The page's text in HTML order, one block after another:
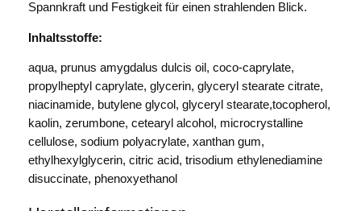
Spannkraft und Festigkeit für einen strahlenden Blick.
Inhaltsstoffe:
aqua, prunus amygdalus dulcis oil, coco-caprylate,
propylheptyl caprylate, glycerin, glyceryl stearate citrate,
niacinamide, butylene glycol, glyceryl stearate,tocopherol,
kaolin, zerumbone, cetearyl alcohol, microcrystalline
cellulose, sodium polyacrylate, xanthan gum,
ethylhexylglycerin, citric acid, trisodium ethylenediamine
disuccinate, phenoxyethanol